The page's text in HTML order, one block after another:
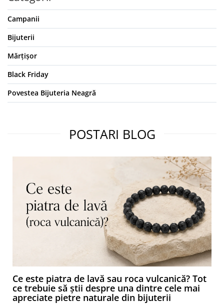
Campanii
Bijuterii
Mărțișor
Black Friday
Povestea Bijuteria Neagră
POSTARI BLOG
Ce este piatra de lavă sau roca vulcanică? Tot
ce trebuie să știi despre una dintre cele mai
apreciate pietre naturale din bijuterii